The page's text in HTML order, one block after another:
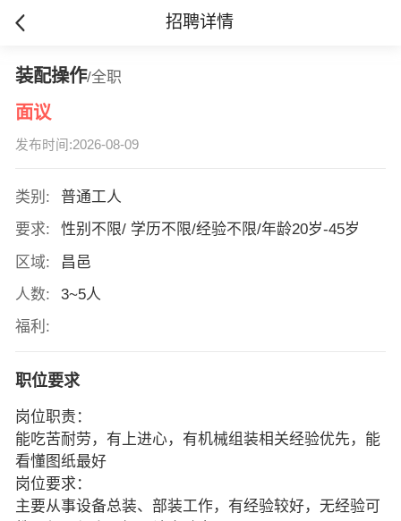
招聘详情
装配操作/全职
面议
发布时间:2026-08-09
类别:
普通工人
要求:
性别不限/ 学历不限/经验不限/年龄20岁-45岁
区域:
昌邑
人数:
3~5人
福利:
职位要求
岗位职责：
能吃苦耐劳，有上进心，有机械组装相关经验优先，能
看懂图纸最好
岗位要求：
主要从事设备总装、部装工作，有经验较好，无经验可